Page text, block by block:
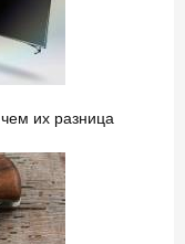
их разница